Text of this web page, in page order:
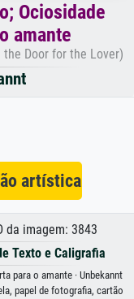
Ociosidade
amante
Door for the Lover)
artística
da imagem: 3843
Texto e Caligrafia
para o amante · Unbekannt
papel de fotografia, cartão